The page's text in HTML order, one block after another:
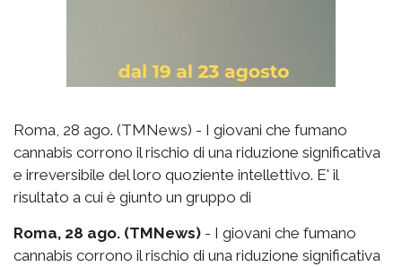
Roma, 28 ago. (TMNews) - I giovani che fumano
cannabis corrono il rischio di una riduzione significativa
e irreversibile del loro quoziente intellettivo. E' il
risultato a cui è giunto un gruppo di
Roma, 28 ago. (TMNews) - I giovani che fumano
cannabis corrono il rischio di una riduzione significativa